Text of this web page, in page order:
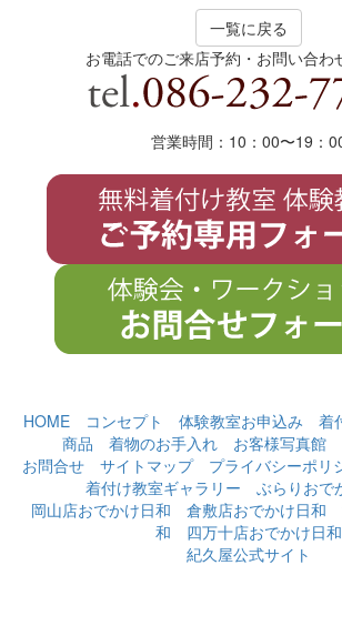
一覧に戻る
お電話でのご来店予約・お問い合わ
営業時間：10：00〜19 ：
HOME コンセプト 体験教室お申込み 着
商品
着物のお手入れ お客様写真館
お問合せ
サイトマップ プライバシーポリ
着付け教室ギャラリー
ぶらりおで
岡山店おでかけ日和
倉敷店おでかけ日和
和
四万十店おでかけ日和
紀久屋公式サイト